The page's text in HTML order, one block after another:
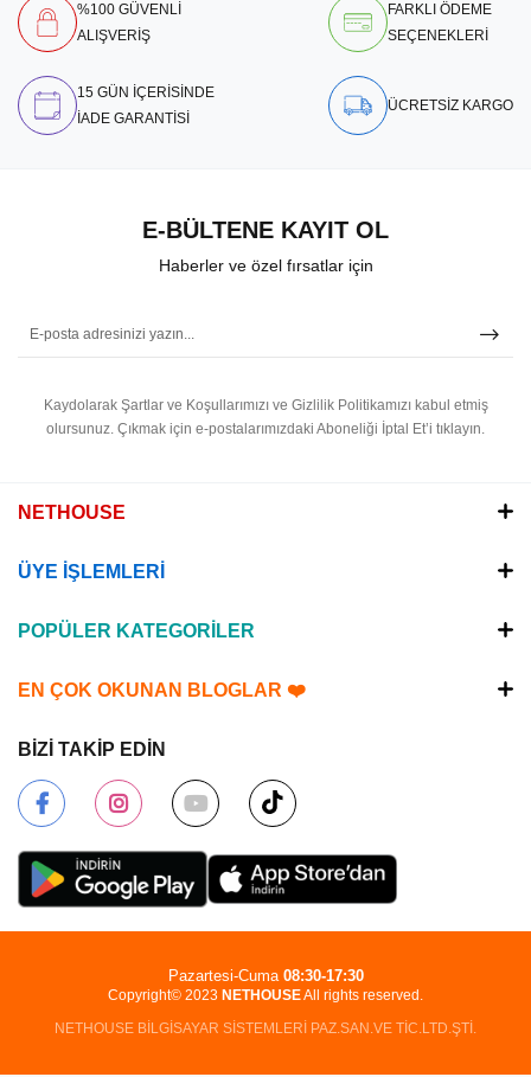
%100 GÜVENLİ
ALIŞVERİŞ
FARKLI ÖDEME
SEÇENEKLERİ
15 GÜN İÇERİSİNDE
İADE GARANTİSİ
ÜCRETSİZ KARGO
E-BÜLTENE KAYIT OL
Haberler ve özel fırsatlar için
Kaydolarak Şartlar ve Koşullarımızı ve Gizlilik Politikamızı kabul etmiş
olursunuz. Çıkmak için e-postalarımızdaki Aboneliği İptal Et’i tıklayın.
NETHOUSE
ÜYE İŞLEMLERİ
POPÜLER KATEGORİLER
EN ÇOK OKUNAN BLOGLAR ❤️
BİZİ TAKİP EDİN
Copyright© 2023 NETHOUSEAll rights reserved.
NETHOUSE BİLGİSAYAR SİSTEMLERİ PAZ.SAN.VE TİC.LTD.ŞTİ.
Pazartesi-Cuma 08:30-17:30